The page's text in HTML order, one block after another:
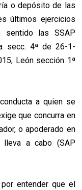
o depósito de las
últimos ejercicios
sentido las SSAP
secc. 4ª de 26-1-
León sección 1ª
a quien se
que concurra en
o apoderado en
a cabo (SAP
entender que el